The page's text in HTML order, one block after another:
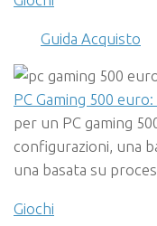
Guida Acquisto
PC Gaming 500
per un PC gaming
configurazioni, una
una basata su
Giochi